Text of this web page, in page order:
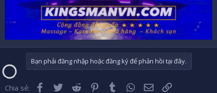
Bạn phải đăng nhập hoặc đăng ký để phản hồi tại đây.
Chia sẻ: Facebook
Twitter Reddit Pinterest
Tumblr WhatsApp
Email